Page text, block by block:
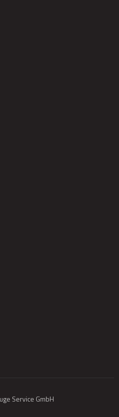
Service GmbH